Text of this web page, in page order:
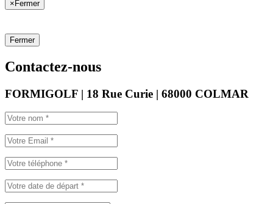
×Fermer
Fermer
Contactez-nous
FORMIGOLF | 18 Rue Curie | 68000 COLMAR